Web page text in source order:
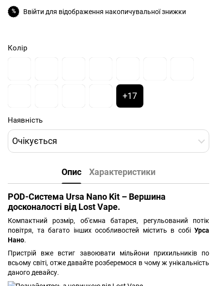
% Ввійти для відображення накопичувальної знижки
Колір
+17
Наявність
Очікується
Опис Характеристики
POD-Система Ursa Nano Kit – Вершина
досконалості від Lost Vape.
Компактний розмір, об'ємна батарея, регульований потік
повітря, та багато інших особливостей містить в собі Урса
Нано.
Пристрій вже встиг завоювати мільйони прихильників по
всьому світі, отже давайте розберемося в чому ж унікальність
даного девайсу.